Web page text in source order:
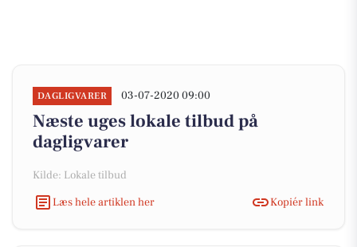
DAGLIGVARER 03-07-2020 09:00
Næste uges lokale tilbud på
dagligvarer
Kilde: Lokale tilbud
Læs hele artiklen her
Kopiér link